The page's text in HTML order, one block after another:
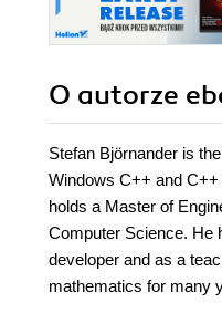
O autorze
Stefan Björnander is
Windows C++ and
holds a Master of
Computer Science. He
developer and as a
mathematics for many